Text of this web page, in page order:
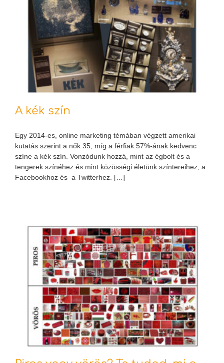
A kék szín
Egy 2014-es, online marketing témában végzett amerikai
kutatás szerint a nők 35, míg a férfiak 57%-ának kedvenc
színe a kék szín. Vonzódunk hozzá, mint az égbolt és a
tengerek színéhez és mint közösségi életünk színtereihez, a
Facebookhoz és a Twitterhez. […]